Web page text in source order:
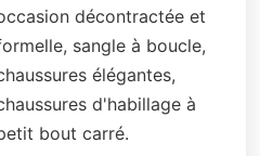
décontractée et
sangle à boucle,
élégantes,
d'habillage à
bout carré.